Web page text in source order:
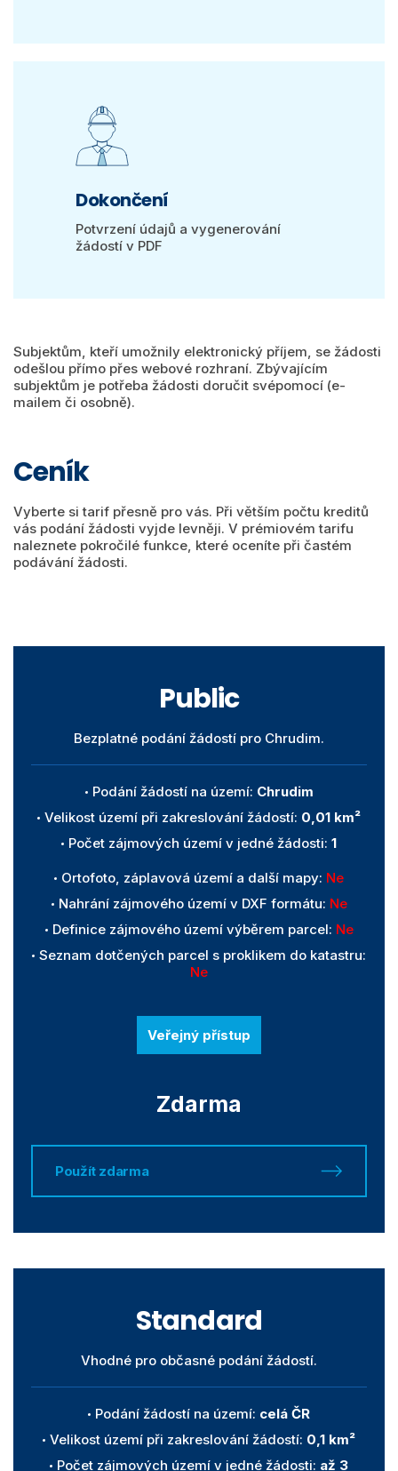
Dokončení
Potvrzení údajů a vygenerování
žádostí v PDF
Subjektům, kteří umožnily elektronický příjem, se žádosti
odešlou přímo přes webové rozhraní. Zbývajícím
subjektům je potřeba žádosti doručit svépomocí (e-
mailem či osobně).
Ceník
Vyberte si tarif přesně pro vás. Při větším počtu kreditů
vás podání žádosti vyjde levněji. V prémiovém tarifu
naleznete pokročilé funkce, které oceníte při častém
podávání žádosti.
Public
Bezplatné podání žádostí pro Chrudim.
Podání žádostí na území: Chrudim
Velikost území při zakreslování žádostí: 0,01 km²
Počet zájmových území v jedné žádosti: 1
Ortofoto, záplavová území a další mapy: Ne
Nahrání zájmového území v DXF formátu: Ne
Definice zájmového území výběrem parcel: Ne
Seznam dotčených parcel s proklikem do katastru:
Ne
Veřejný přístup
Zdarma
Použít zdarma
Standard
Vhodné pro občasné podání žádostí.
Podání žádostí na území: celá ČR
Velikost území při zakreslování žádostí: 0,1 km²
Počet zájmových území v jedné žádosti: až 3